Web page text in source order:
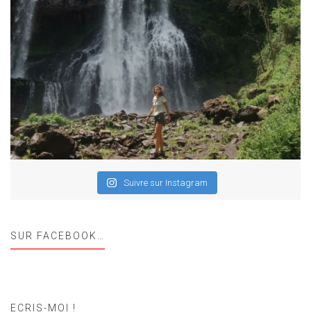
Suivre sur Instagram
SUR FACEBOOK…
ECRIS-MOI !